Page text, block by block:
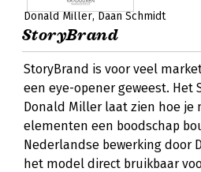
Donald Miller Daan Schmidt
StoryBrand
StoryBrand is voor veel
een eye-opener geweest. Het
Donald Miller laat zien hoe je
elementen een boodschap
Nederlandse bewerking door
het model direct bruikbaar